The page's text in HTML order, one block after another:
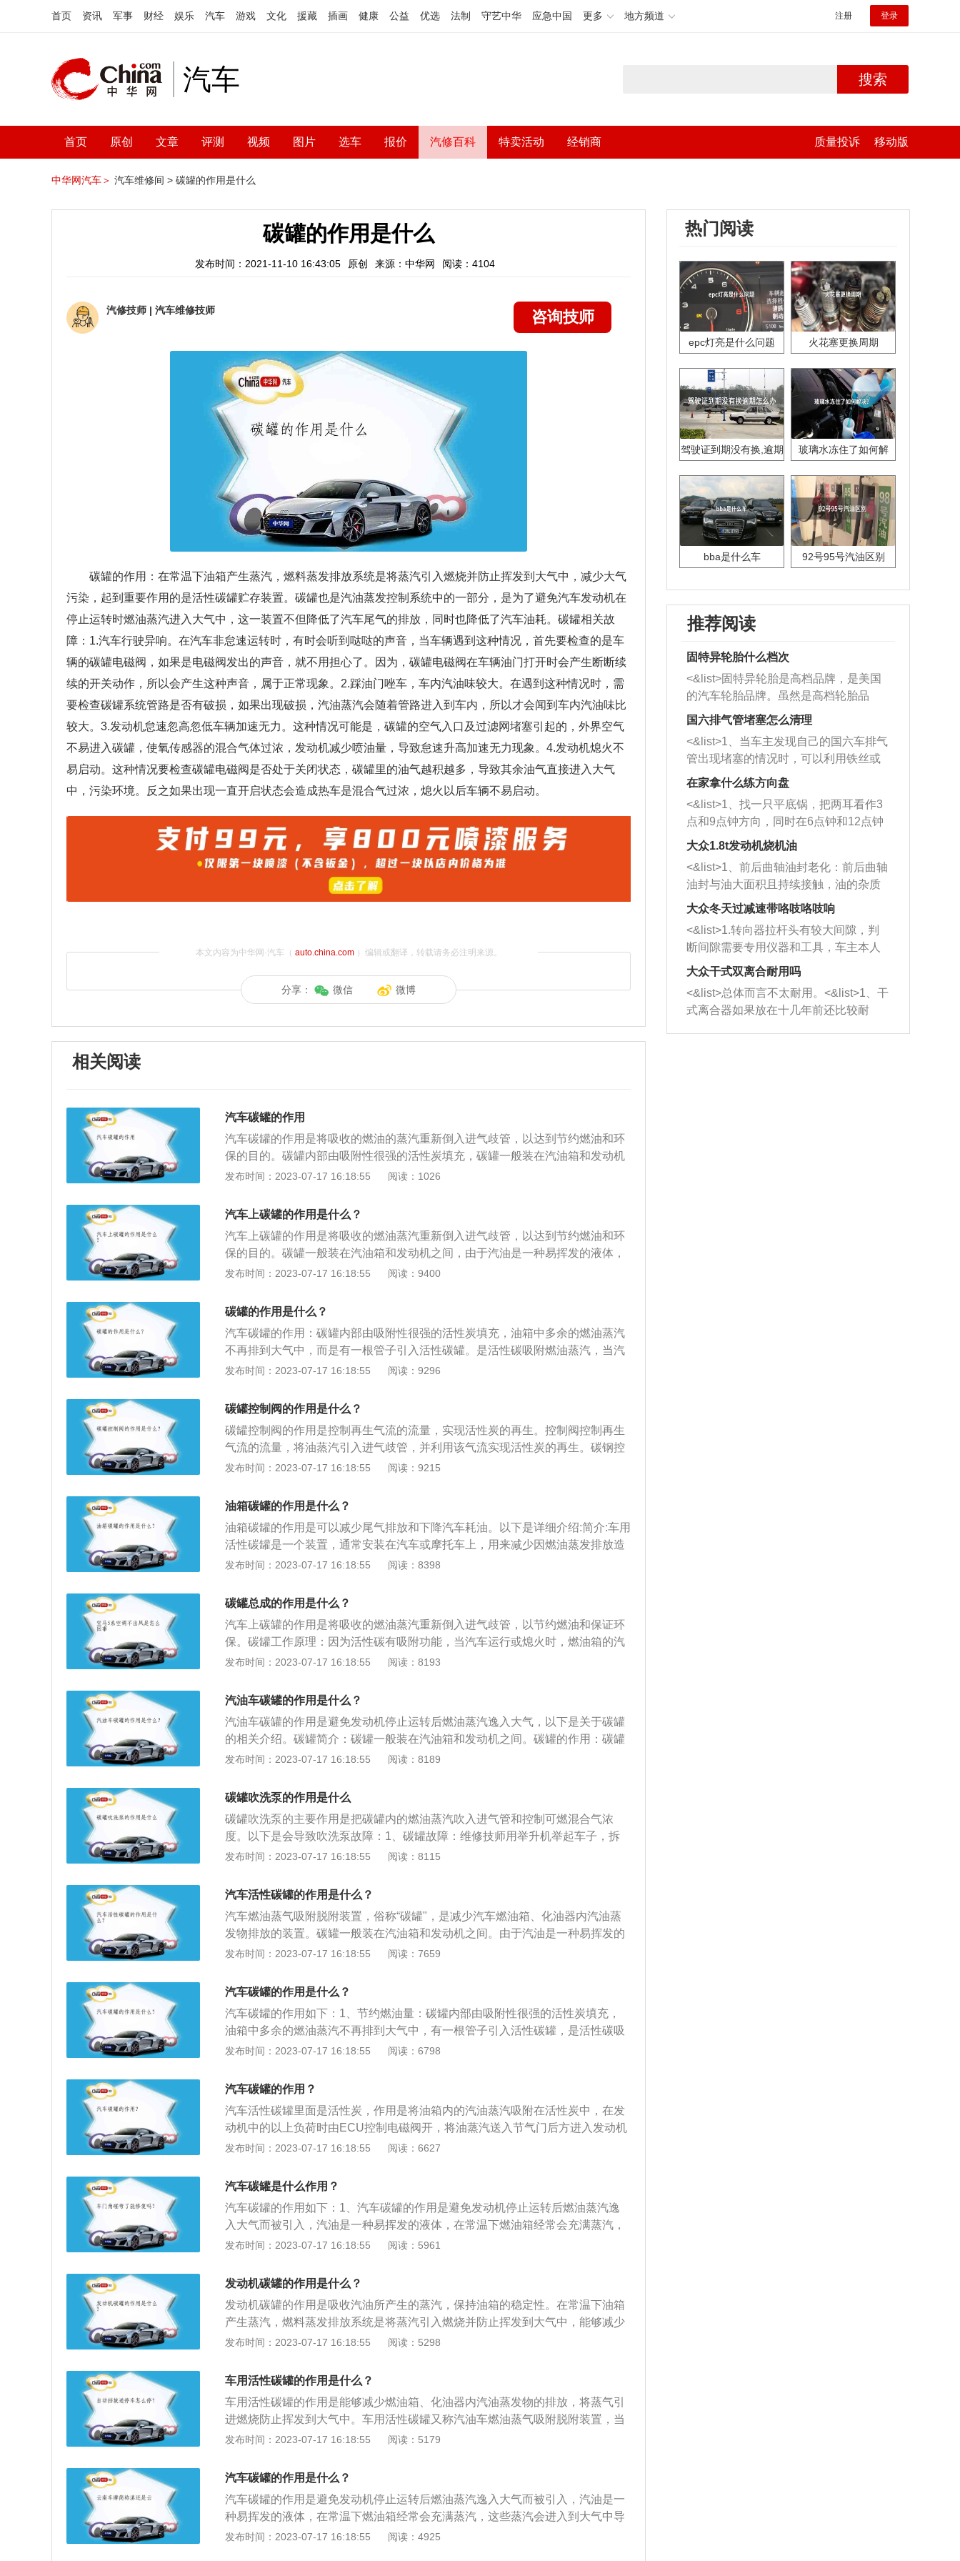
首页 资讯 军事 财经 娱乐 汽车 游戏 文化 援藏 插画 健康 公益 优选 法制 守艺中华 应急中国 更多 地方频道 注册 登录
汽车 搜索
首页 原创 文章 评测 视频 图片 选车 报价 汽修百科 特卖活动 经销商 质量投诉 移动版
中华网汽车＞ 汽车维修间 > 碳罐的作用是什么
碳罐的作用是什么
发布时间：2021-11-10 16:43:05 原创 来源：中华网 阅读：4104
汽修技师 | 汽车维修技师 咨询技师
碳罐的作用：在常温下油箱产生蒸汽，燃料蒸发排放系统是将蒸汽引入燃烧并防止挥发到大气中，减少大气
污染，起到重要作用的是活性碳罐贮存装置。碳罐也是汽油蒸发控制系统中的一部分，是为了避免汽车发动机在
停止运转时燃油蒸汽进入大气中，这一装置不但降低了汽车尾气的排放，同时也降低了汽车油耗。碳罐相关故
障：1.汽车行驶异响。在汽车非怠速运转时，有时会听到哒哒的声音，当车辆遇到这种情况，首先要检查的是车
辆的碳罐电磁阀，如果是电磁阀发出的声音，就不用担心了。因为，碳罐电磁阀在车辆油门打开时会产生断断续
续的开关动作，所以会产生这种声音，属于正常现象。2.踩油门唑车，车内汽油味较大。在遇到这种情况时，需
要检查碳罐系统管路是否有破损，如果出现破损，汽油蒸汽会随着管路进入到车内，所以才会闻到车内汽油味比
较大。3.发动机怠速忽高忽低车辆加速无力。这种情况可能是，碳罐的空气入口及过滤网堵塞引起的，外界空气
不易进入碳罐，使氧传感器的混合气体过浓，发动机减少喷油量，导致怠速升高加速无力现象。4.发动机熄火不
易启动。这种情况要检查碳罐电磁阀是否处于关闭状态，碳罐里的油气越积越多，导致其余油气直接进入大气
中，污染环境。反之如果出现一直开启状态会造成热车是混合气过浓，熄火以后车辆不易启动。
本文内容为中华网·汽车（ auto.china.com）编辑或翻译，转载请务必注明来源。
分享： 微信 微博
相关阅读
汽车碳罐的作用
汽车碳罐的作用是将吸收的燃油的蒸汽重新倒入进气歧管，以达到节约燃油和环
保的目的。碳罐内部由吸附性很强的活性炭填充，碳罐一般装在汽油箱和发动机
之间。由于汽油是一种易挥发的液体，在常温下燃油箱经常充满蒸汽，燃料蒸发
些细节问题，以降低由于蒸发控制系统引起的故障：1、车辆行驶异响，找到车
上的碳罐电磁阀，判断响声是不是由它发出的，如果是那就不必理会了。因为碳
罐电磁阀在油门打开时会产生断续的开关动作，从而发出声音，而这属于正常现
象；2、如果发动机启动后，怠速时转速有规律的忽高忽低且汽车加速无力，则
要注意是否是由于碳罐的空气入口及过滤网阻塞引起的，车主要及时检查碳罐的
磁阀；4、加油不宜过满，加注过满容易造成活性碳罐系统中的管路进入汽油，
这些液态燃料进入碳罐会对碳罐本身构成危害。
发布时间：2023-07-17 16:18:55 阅读：1026
汽车上碳罐的作用是什么？
汽车上碳罐的作用是将吸收的燃油蒸汽重新倒入进气歧管，以达到节约燃油和环
保的目的。碳罐一般装在汽油箱和发动机之间，由于汽油是一种易挥发的液体，
在常温下燃油箱经常充满蒸气，燃料蒸发排放控制系统的作用是将蒸气引入燃烧
了避免发动机停止运转后燃油蒸汽逸入大气而被引入的，从1995年起，中国规定
所有新出厂的汽车必须具备此系统。
发布时间：2023-07-17 16:18:55 阅读：9400
碳罐的作用是什么？
汽车碳罐的作用：碳罐内部由吸附性很强的活性炭填充，油箱中多余的燃油蒸汽
不再排到大气中，而是有一根管子引入活性碳罐。是活性碳吸附燃油蒸汽，当汽
车开动的时候，活性碳罐电磁阀适时打开，将吸收的燃油蒸汽重新倒入进气歧
电磁阀门打开，活性碳罐内的汽油蒸汽在进气管的真空度作用下被洁净空气带入
气缸内参加燃烧，这样做降低排放。工作原理：碳罐属于燃油蒸汽排放系统中的
一个部件，燃油蒸汽排放系统也叫做EVAP。因为燃油是容易比较挥发的液体，
避免挥发的燃油蒸气排放到大气污染环境。所以就应用活性碳罐，内部都是活性
炭，油箱内部蒸发的燃油蒸汽就排放到碳罐内部存储。待发动机工作的时候，碳
动机缸内燃烧，这就把燃油箱挥发的燃油蒸汽加以利用了。碳罐系统管路破损也
会产生汽油味，还有燃油供油管渗漏油也会产生车内闻到汽油味。平时加油不要
加太满，平时挺多的车主反映，加满油后车内有汽油味，这个一般是油加得太满
后部还好，如果装在发动机机舱附近，基本上就会闻到汽油味。应该注意以下细
电磁阀，判断响声是不是由它发出的，如果是那就不必理会了。因为碳罐电磁阀
在油门打开时会产生断续的开关动作，从而发出声音，而这属于正常现象。如果
发动机启动后，怠速时转速有规律地忽高忽低且汽车加速无力，则要注意是否是
由于碳罐的空气入口及过滤网阻塞引起的，车主要及时检查碳罐的进气入口是否
发布时间：2023-07-17 16:18:55 阅读：9296
碳罐控制阀的作用是什么？
碳罐控制阀的作用是控制再生气流的流量，实现活性炭的再生。控制阀控制再生
气流的流量，将油蒸汽引入进气歧管，并利用该气流实现活性炭的再生。碳钢控
制阀的组成：碳罐控制阀由电磁线圈、衔铁和阀等组成。根据发动机不同工况，
通过碳罐控制阀的气流流量还受阀两端压力差的影响。汽车碳罐的位置：碳罐位
于汽油箱和引擎的管路之间，它在每款车上的安装位置并不相同，既有装在车架
上，也有装在发动机前罩附近。
发布时间：2023-07-17 16:18:55 阅读：9215
油箱碳罐的作用是什么？
油箱碳罐的作用是可以减少尾气排放和下降汽车耗油。以下是详细介绍:简介:车用
活性碳罐是一个装置，通常安装在汽车或摩托车上，用来减少因燃油蒸发排放造
成的空气污染并同时增加燃油效率。作用:当引擎关闭时，车用活性碳罐开始吸收
气中。引擎启动时又将吸附在碳罐内油蒸汽作为燃料输送到发动机，以此增加燃
发布时间：2023-07-17 16:18:55 阅读：8398
碳罐总成的作用是什么？
汽车上碳罐的作用是将吸收的燃油蒸汽重新倒入进气歧管，以节约燃油和保证环
保。碳罐工作原理：因为活性碳有吸附功能，当汽车运行或熄火时，燃油箱的汽
油蒸气通过管路进入活性碳罐的上部，新鲜空气则从活性碳罐下部进入活性碳
动机启动后，装在活性碳罐与进气歧管之间的燃油蒸发净化装置的电磁阀门打
开，活性碳罐内的汽油蒸气被吸入进气歧管参加燃烧。碳罐的好处：人们出于节
约燃料和保护环境的角度出发，设置的碳罐，碳罐内部由吸附性很强的活性炭填
充，油箱中多余的燃油蒸汽不再排到大气中，而是有一根管子引入活性碳罐。是
活性碳吸附燃油蒸汽，当汽车开动的时候，活性碳罐电磁阀适时打开，将吸收的
发布时间：2023-07-17 16:18:55 阅读：8193
汽油车碳罐的作用是什么？
汽油车碳罐的作用是避免发动机停止运转后燃油蒸汽逸入大气，以下是关于碳罐
的相关介绍。碳罐简介：碳罐一般装在汽油箱和发动机之间。碳罐的作用：碳罐
是一个安装在汽车上用来减少因燃油蒸发排放造成的空气污染并同时增加燃油效
负压，在负压的作用下，汽油会比在常压下更容易地挥发出油蒸汽。
发布时间：2023-07-17 16:18:55 阅读：8189
碳罐吹洗泵的作用是什么
碳罐吹洗泵的主要作用是把碳罐内的燃油蒸汽吹入进气管和控制可燃混合气浓
度。以下是会导致吹洗泵故障：1、碳罐故障：维修技师用举升机举起车子，拆
下碳罐，用气枪吹向碳罐，分析判断是否有堵塞的情况，即可确认该故障。如果
2、碳罐吹洗泵线路故障：维修技师打开发动机引擎盖，观察碳罐吹洗泵的线路
是否有破损、断裂的情况，即可确认该故障。如果碳罐吹洗泵线路出现故障，就
无法给碳罐吹洗泵供电，导致碳罐吹洗泵无法正常工作。3、碳罐吹洗泵故障：
维修技师用汽车诊断电脑读取碳罐吹洗泵的数据流，分析碳罐吹洗泵的工作状态
是否正常；如果不正常，维修技师可用万用表量取碳罐吹洗泵的电阻值，电阻值
发布时间：2023-07-17 16:18:55 阅读：8115
汽车活性碳罐的作用是什么？
汽车燃油蒸气吸附脱附装置，俗称“碳罐"，是减少汽车燃油箱、化油器内汽油蒸
发物排放的装置。碳罐一般装在汽油箱和发动机之间。由于汽油是一种易挥发的
液体，在常温下燃油箱经常布满燃油蒸气，燃料蒸发排放控制系统的作用是将蒸
充了活性炭的罐子，它是收集汽油蒸气并二次利用的装置。2、碳罐在车上的位
置：碳罐位于汽油箱和引擎的管路之间，它在每款车上的安装位置并不相同，既
有装在车架上，也有装在发动机前罩附近。
发布时间：2023-07-17 16:18:55 阅读：7659
汽车碳罐的作用是什么？
汽车碳罐的作用如下：1、节约燃油量：碳罐内部由吸附性很强的活性炭填充，
油箱中多余的燃油蒸汽不再排到大气中，有一根管子引入活性碳罐，是活性碳吸
附燃油蒸汽，当汽车开动的时候，活性碳罐电磁阀适时打开，将吸收的燃油蒸汽
动后，装在活性碳罐与进气歧管之间的电磁阀门打开，活性碳罐内的汽油蒸汽在
进气管的真空度作用下被洁净空气带入气缸内参加燃烧，这样做降低了排放。
发布时间：2023-07-17 16:18:55 阅读：6798
汽车碳罐的作用？
汽车活性碳罐里面是活性炭，作用是将油箱内的汽油蒸汽吸附在活性炭中，在发
动机中的以上负荷时由ECU控制电磁阀开，将油蒸汽送入节气门后方进入发动机
燃烧。以下是汽车活性碳罐的相关介绍：1、汽车燃油蒸气吸附脱附装置，俗
汽油箱和发动机之间。由于汽油是一种易挥发的液体，在常温下燃油箱经常布满
燃油蒸气，燃料蒸发排放控制系统的作用是将蒸气引进燃烧并防止挥发到大气
中。2、罐体内装活性物质。当发动机工作电磁阀接通时，发动机将油箱中的燃
油蒸汽及活性物质吸附的蒸汽吸入进气管。当发动机不工作或电磁阀不接通时，
燃油箱中的蒸汽进入活性炭罐并被活性物质吸收。
发布时间：2023-07-17 16:18:55 阅读：6627
汽车碳罐是什么作用？
汽车碳罐的作用如下：1、汽车碳罐的作用是避免发动机停止运转后燃油蒸汽逸
入大气而被引入，汽油是一种易挥发的液体，在常温下燃油箱经常会充满蒸汽，
这些蒸汽会进入到大气中导致空气的污染。2、因此车上都有燃料蒸发排放控制
键就是里面有活性炭的碳罐。需要检查碳罐的情况如下：1、非怠速运转的发动
机工作时，时不时可以听到哒哒的响声，如果这个声音是碳罐的电子阀发出，是
正常情况，如果不是电子阀发出，就好好检查一下。2、如果遇到开车时踩油门
加速时车辆顿挫，而且这个时候车内有很大的汽油味道，此时要格外注意碳罐系
统中的管路是否破损，这就是油箱内的蒸汽没有被碳罐吸收而进入车内。
发布时间：2023-07-17 16:18:55 阅读：5961
发动机碳罐的作用是什么？
发动机碳罐的作用是吸收汽油所产生的蒸汽，保持油箱的稳定性。在常温下油箱
产生蒸汽，燃料蒸发排放系统是将蒸汽引入燃烧并防止挥发到大气中，能够减少
大气污染，提高燃油的工作效率，碳罐里面使用的材料是碳，因为碳的吸收能力
转时燃油蒸汽进入大气中，这一装置不但降低了汽车尾气的排放，同时也降低了
汽车油耗。碳罐的是有一定的容量的，汽车启动时，碳罐上的软管会连接到汽车
的进气系统，再通过管道上的碳罐电磁阀来控制，然后再把碳罐内的蒸汽传送到
进气系统进行燃烧。
发布时间：2023-07-17 16:18:55 阅读：5298
车用活性碳罐的作用是什么？
车用活性碳罐的作用是能够减少燃油箱、化油器内汽油蒸发物的排放，将蒸气引
进燃烧防止挥发到大气中。车用活性碳罐又称汽油车燃油蒸气吸附脱附装置，当
发动机工作电磁阀接通时，发动机将油箱中的燃油蒸汽及活性物质吸附的蒸汽吸
被活性物质吸收。现在汽车的油箱都会与碳罐配合使用全密封燃油箱，但是汽油
燃料具有很大的热膨胀系数和很强的挥发特性，根据呼吸效应与碳罐配合在静态
时燃油箱内的燃油因自身挥发，其蒸气通过管道进入碳罐挥发区，并立即被活性
炭吸附冷凝还原成燃油多余气体通过呼吸口排出。
发布时间：2023-07-17 16:18:55 阅读：5179
汽车碳罐的作用是什么？
汽车碳罐的作用是避免发动机停止运转后燃油蒸汽逸入大气而被引入，汽油是一
种易挥发的液体，在常温下燃油箱经常会充满蒸汽，这些蒸汽会进入到大气中导
致空气的污染，因此车上都有燃料蒸发排放控制系统，这个系统的的作用是将蒸
发布时间：2023-07-17 16:18:55 阅读：4925
热门阅读
epc灯亮是什么问题 火花塞更换周期
驾驶证到期没有换,逾期
玻璃水冻住了如何解
bba是什么车 92号95号汽油区别
推荐阅读
固特异轮胎什么档次
<&list>固特异轮胎是高档品牌，是美国
的汽车轮胎品牌。虽然是高档轮胎品
牌，但是中高低端的轮胎都有生产，这
也是为了更好的开拓市场。
国六排气管堵塞怎么清理
<&list>1、当车主发现自己的国六车排气
管出现堵塞的情况时，可以利用铁丝或
者是细棍，直接将杂物给取出来，如果
堵塞情况比较严重，也可以采取应急措
施。 <&list>2、直接利用木棍将所有的
杂物推到排气管里面的位置处，然后将
三元催化器拆解开，就可以将堵塞的东
西取出来。但如果是因为积碳过多引起
的堵塞，就需要将三元催化器泡在草酸
洗剂对堵塞的情况得到解决，将清洗剂
放在燃油箱中，与燃油混合后，车辆启
动时，就可以和汽油一起进入到燃烧
室，最后形成废气排出，就可以让三元
催化器得到清洗，排气管堵塞的情况就
能够得到解决。
在家拿什么练方向盘
<&list>1、找一只平底锅，把两耳看作3
点和9点钟方向，同时在6点钟和12点钟
方向做一个标记。 <&list>2、双手握住
一圈半的练习，往右同样也要打相同的
圈数。 <&list>3、最后强调要反复练
习，这样就可以形成肌肉记忆，在真实
驾驶车辆时，不需要记忆也能打好方
向。
大众1.8t发动机烧机油
<&list>1、前后曲轴油封老化：前后曲轴
油封与油大面积且持续接触，油的杂质
和发动机内持续温度变化使其密封效果
逐渐减弱，导致渗油或漏油。<&list>2、
活塞间隙过大：积碳会使活塞环与缸体
的间隙扩大，导致机油流入燃烧室中，
造成烧机油。<&list>3、机油粘度。使用
机油粘度过小的话，同样会有烧机油现
象，机油粘度过小具有很好的流动性，
大众冬天过减速带咯吱咯吱响
<&list>1.转向器拉杆头有较大间隙，判
断间隙需要专用仪器和工具，车主本人
无法制作，需要将车辆送到修理厂或4s
店；<&list>2.车辆半轴套管防尘罩破
裂，破裂后会出现漏油现象，使半轴磨
损严重，磨损的半轴容易损坏，产生异
响；<&list>3.稳定器的转向胶套和球头
大众干式双离合耐用吗
<&list>总体而言不太耐用。<&list>1、干
式离合器如果放在十几年前还比较耐